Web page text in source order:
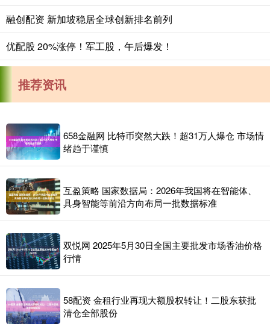
融创配资 新加坡稳居全球创新排名前列
优配股 20%涨停！军工股，午后爆发！
推荐资讯
658金融网 比特币突然大跌！超31万人爆仓 市场情
绪趋于谨慎
互盈策略 国家数据局：2026年我国将在智能体、
具身智能等前沿方向布局一批数据标准
双悦网 2025年5月30日全国主要批发市场香油价格
行情
58配资 金租行业再现大额股权转让！二股东获批
清仓全部股份